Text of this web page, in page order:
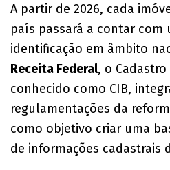
A partir de 2026, cada
país passará a contar com
identificação em âmbito
Receita Federal, o
conhecido como CIB,
regulamentações da
como objetivo criar uma
de informações cadastrais